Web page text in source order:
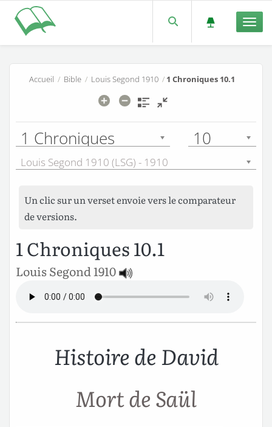
Accueil / Bible/ Louis Segond 1910/ 1 Chroniques 10.1
1 Chroniques 10
Louis Segond 1910 (LSG) - 1910
Un clic sur un verset envoie vers le comparateur
de versions.
1 Chroniques 10.1
Louis Segond 1910
Histoire de David
Mort de Saül